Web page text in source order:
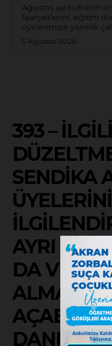
Ağustos ayı
faaliyetlerini, eğitim
üyelerimize yönelik
5 Ağustos 2026